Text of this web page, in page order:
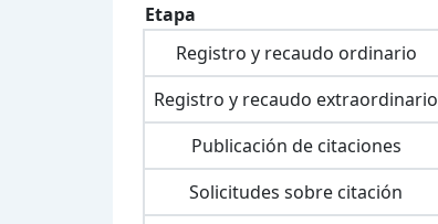
Etapa
Registro y recaudo ordinario
Registro y recaudo extraordinario
Publicación de citaciones
Solicitudes sobre citación